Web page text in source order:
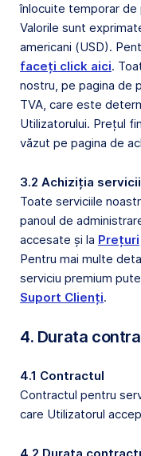
înlocuite temporar
Valorile sunt
americani (USD).
faceți click aici.
nostru, pe pagina de
TVA, care este
Utilizatorului. Prețul
văzut pe pagina de
3.2 Achiziția
Toate serviciile
panoul de
accesate și la Prețuri
Pentru mai multe
serviciu premium
Suport Clienți.
4. Durata
4.1 Contractul
Contractul pentru
care Utilizatorul